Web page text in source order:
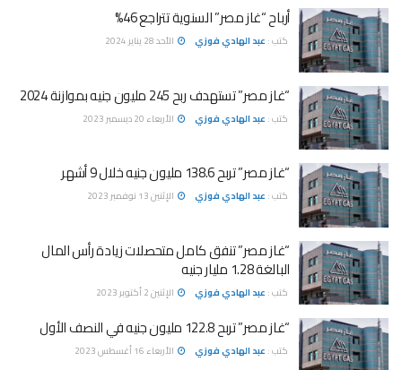
أرباح “غاز مصر” السنوية تتراجع 46%
كتب : عبد الهادي فوزي الأحد 28 يناير 2024
“غاز مصر” تستهدف ربح 245 مليون جنيه بموازنة 2024
كتب : عبد الهادي فوزي الأربعاء 20 ديسمبر 2023
“غاز مصر” تربح 138.6 مليون جنيه خلال 9 أشهر
كتب : عبد الهادي فوزي الإثنين 13 نوفمبر 2023
“غاز مصر” تنفق كامل متحصلات زيادة رأس المال
البالغة 1.28 مليار جنيه
كتب : عبد الهادي فوزي الإثنين 2 أكتوبر 2023
“غاز مصر” تربح 122.8 مليون جنيه في النصف الأول
كتب : عبد الهادي فوزي الأربعاء 16 أغسطس 2023